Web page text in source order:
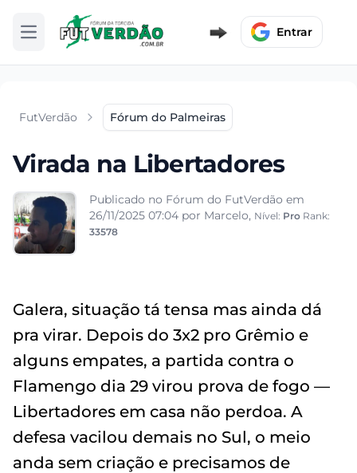
Abrir menu Entrar
FutVerdão Fórum do Palmeiras
Virada na Libertadores
Publicado no Fórum do FutVerdão em
26/11/2025 07:04 por Marcelo, Nível: Pro Rank:
33578
Galera, situação tá tensa mas ainda dá
pra virar. Depois do 3x2 pro Grêmio e
alguns empates, a partida contra o
Flamengo dia 29 virou prova de fogo —
Libertadores em casa não perdoa. A
defesa vacilou demais no Sul, o meio
anda sem criação e precisamos de